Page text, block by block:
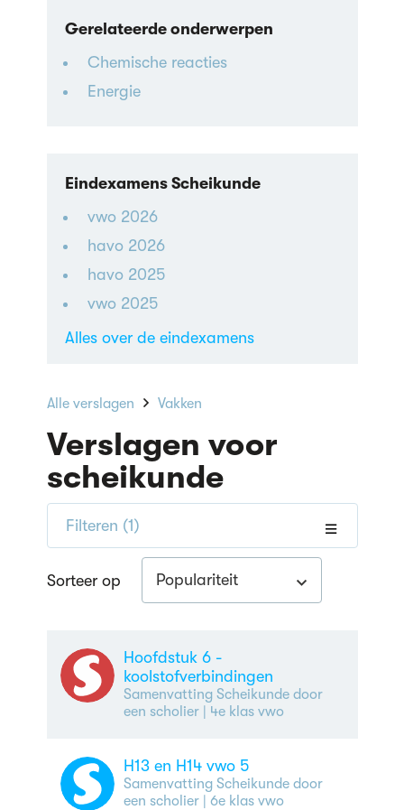
Gerelateerde onderwerpen
Chemische reacties
Energie
Eindexamens Scheikunde
vwo 2026
havo 2026
havo 2025
vwo 2025
Alles over de eindexamens
Alle verslagen Vakken
Verslagen voor
scheikunde
Filteren (1)
Sorteer op Populariteit
Hoofdstuk 6 -
koolstofverbindingen
Samenvatting Scheikunde door
een scholier| 4e klas vwo
H13 en H14 vwo 5
Samenvatting Scheikunde door
een scholier| 6e klas vwo